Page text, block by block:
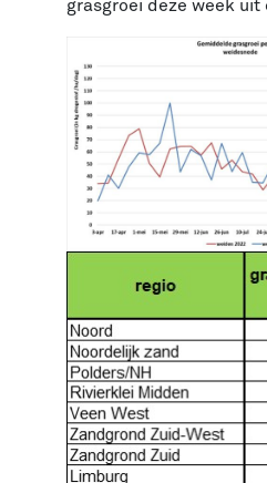
grasgroei deze week